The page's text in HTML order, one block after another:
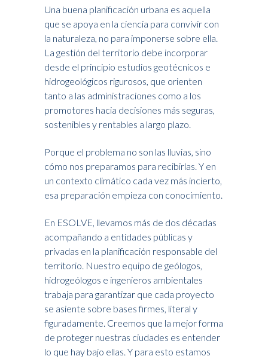
Una buena planificación urbana es aquella
que se apoya en la ciencia para convivir con
la naturaleza, no para imponerse sobre ella.
La gestión del territorio debe incorporar
desde el principio estudios geotécnicos e
hidrogeológicos rigurosos, que orienten
tanto a las administraciones como a los
promotores hacia decisiones más seguras,
sostenibles y rentables a largo plazo.
Porque el problema no son las lluvias, sino
cómo nos preparamos para recibirlas. Y en
un contexto climático cada vez más incierto,
esa preparación empieza con conocimiento.
En ESOLVE, llevamos más de dos décadas
acompañando a entidades públicas y
privadas en la planificación responsable del
territorio. Nuestro equipo de geólogos,
hidrogeólogos e ingenieros ambientales
trabaja para garantizar que cada proyecto
se asiente sobre bases firmes, literal y
figuradamente. Creemos que la mejor forma
de proteger nuestras ciudades es entender
lo que hay bajo ellas. Y para esto estamos